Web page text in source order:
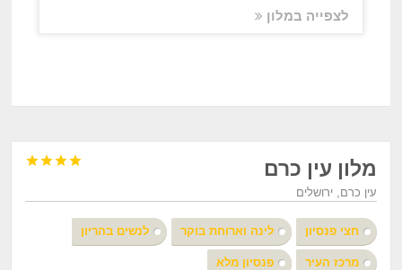
לצפייה במלון
מלון עין כרם 



עין כרם, ירושלים
חצי פנסיון לינה וארוחת בוקר לנשים בהריון
מרכז העיר פנסיון מלא